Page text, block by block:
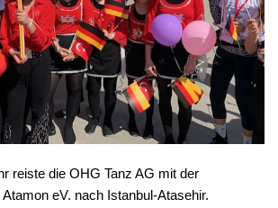
reiste die OHG Tanz AG mit der
eV. nach Istanbul-Atasehir.